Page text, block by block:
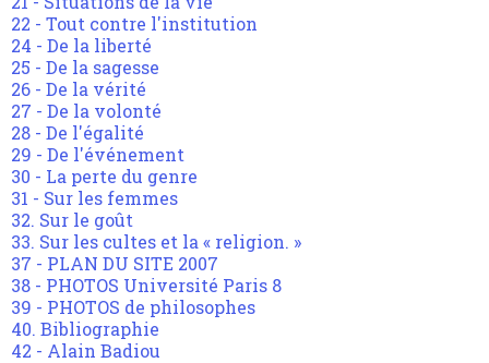
22 - Tout contre l'institution
24 - De la liberté
25 - De la sagesse
26 - De la vérité
27 - De la volonté
28 - De l'égalité
29 - De l'événement
30 - La perte du genre
31 - Sur les femmes
32. Sur le goût
33. Sur les cultes et la « religion. »
37 - PLAN DU SITE 2007
38 - PHOTOS Université Paris 8
39 - PHOTOS de philosophes
40. Bibliographie
42 - Alain Badiou